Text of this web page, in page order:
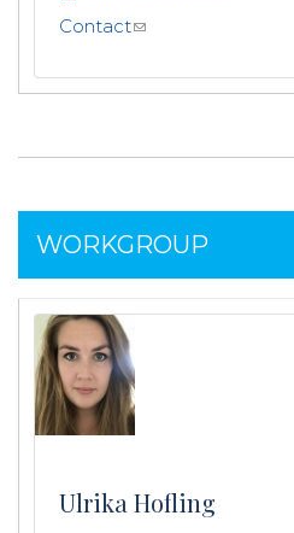
Contact
WORKGROUP
Ulrika Hofling